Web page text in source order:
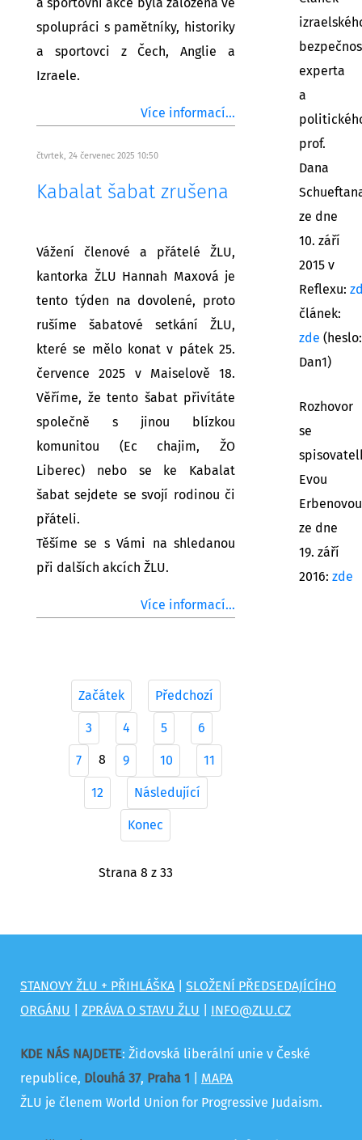
a sportovní akce byla založena ve
spolupráci s pamětníky, historiky
a sportovci z Čech, Anglie a
Izraele.
Více informací...
čtvrtek, 24 červenec 2025 10:50
Kabalat šabat zrušena
Vážení členové a přátelé ŽLU,
kantorka ŽLU Hannah Maxová je
tento týden na dovolené, proto
rušíme šabatové setkání ŽLU,
které se mělo konat v pátek 25.
července 2025 v Maiselově 18.
Věříme, že tento šabat přivítáte
společně s jinou blízkou
komunitou (Ec chajim, ŽO
Liberec) nebo se ke Kabalat
šabat sejdete se svojí rodinou či
přáteli.
Těšíme se s Vámi na shledanou
při dalších akcích ŽLU.
Více informací...
Začátek Předchozí
3 4 5 6
7 8 9 10 11
12 Následující
Konec
Strana 8 z 33
experta
a
prof.
Dana
ze dne
10. září
2015 v
Reflexu:
článek:
zde (heslo:
Dan1)
Rozhovor
se
Evou
Erbenovou
ze dne
19. září
2016: zde
STANOVY ŽLU + PŘIHLÁŠKA
SLOŽENÍ PŘEDSEDAJÍCÍHO
ORGÁNU
ZPRÁVA O STAVU ŽLU INFO@ZLU.CZ
KDE NÁS NAJDETE: Židovská liberální unie v České
republice, Dlouhá 37, Praha 1
MAPA
ŽLU je členem World Union for Progressive Judaism.